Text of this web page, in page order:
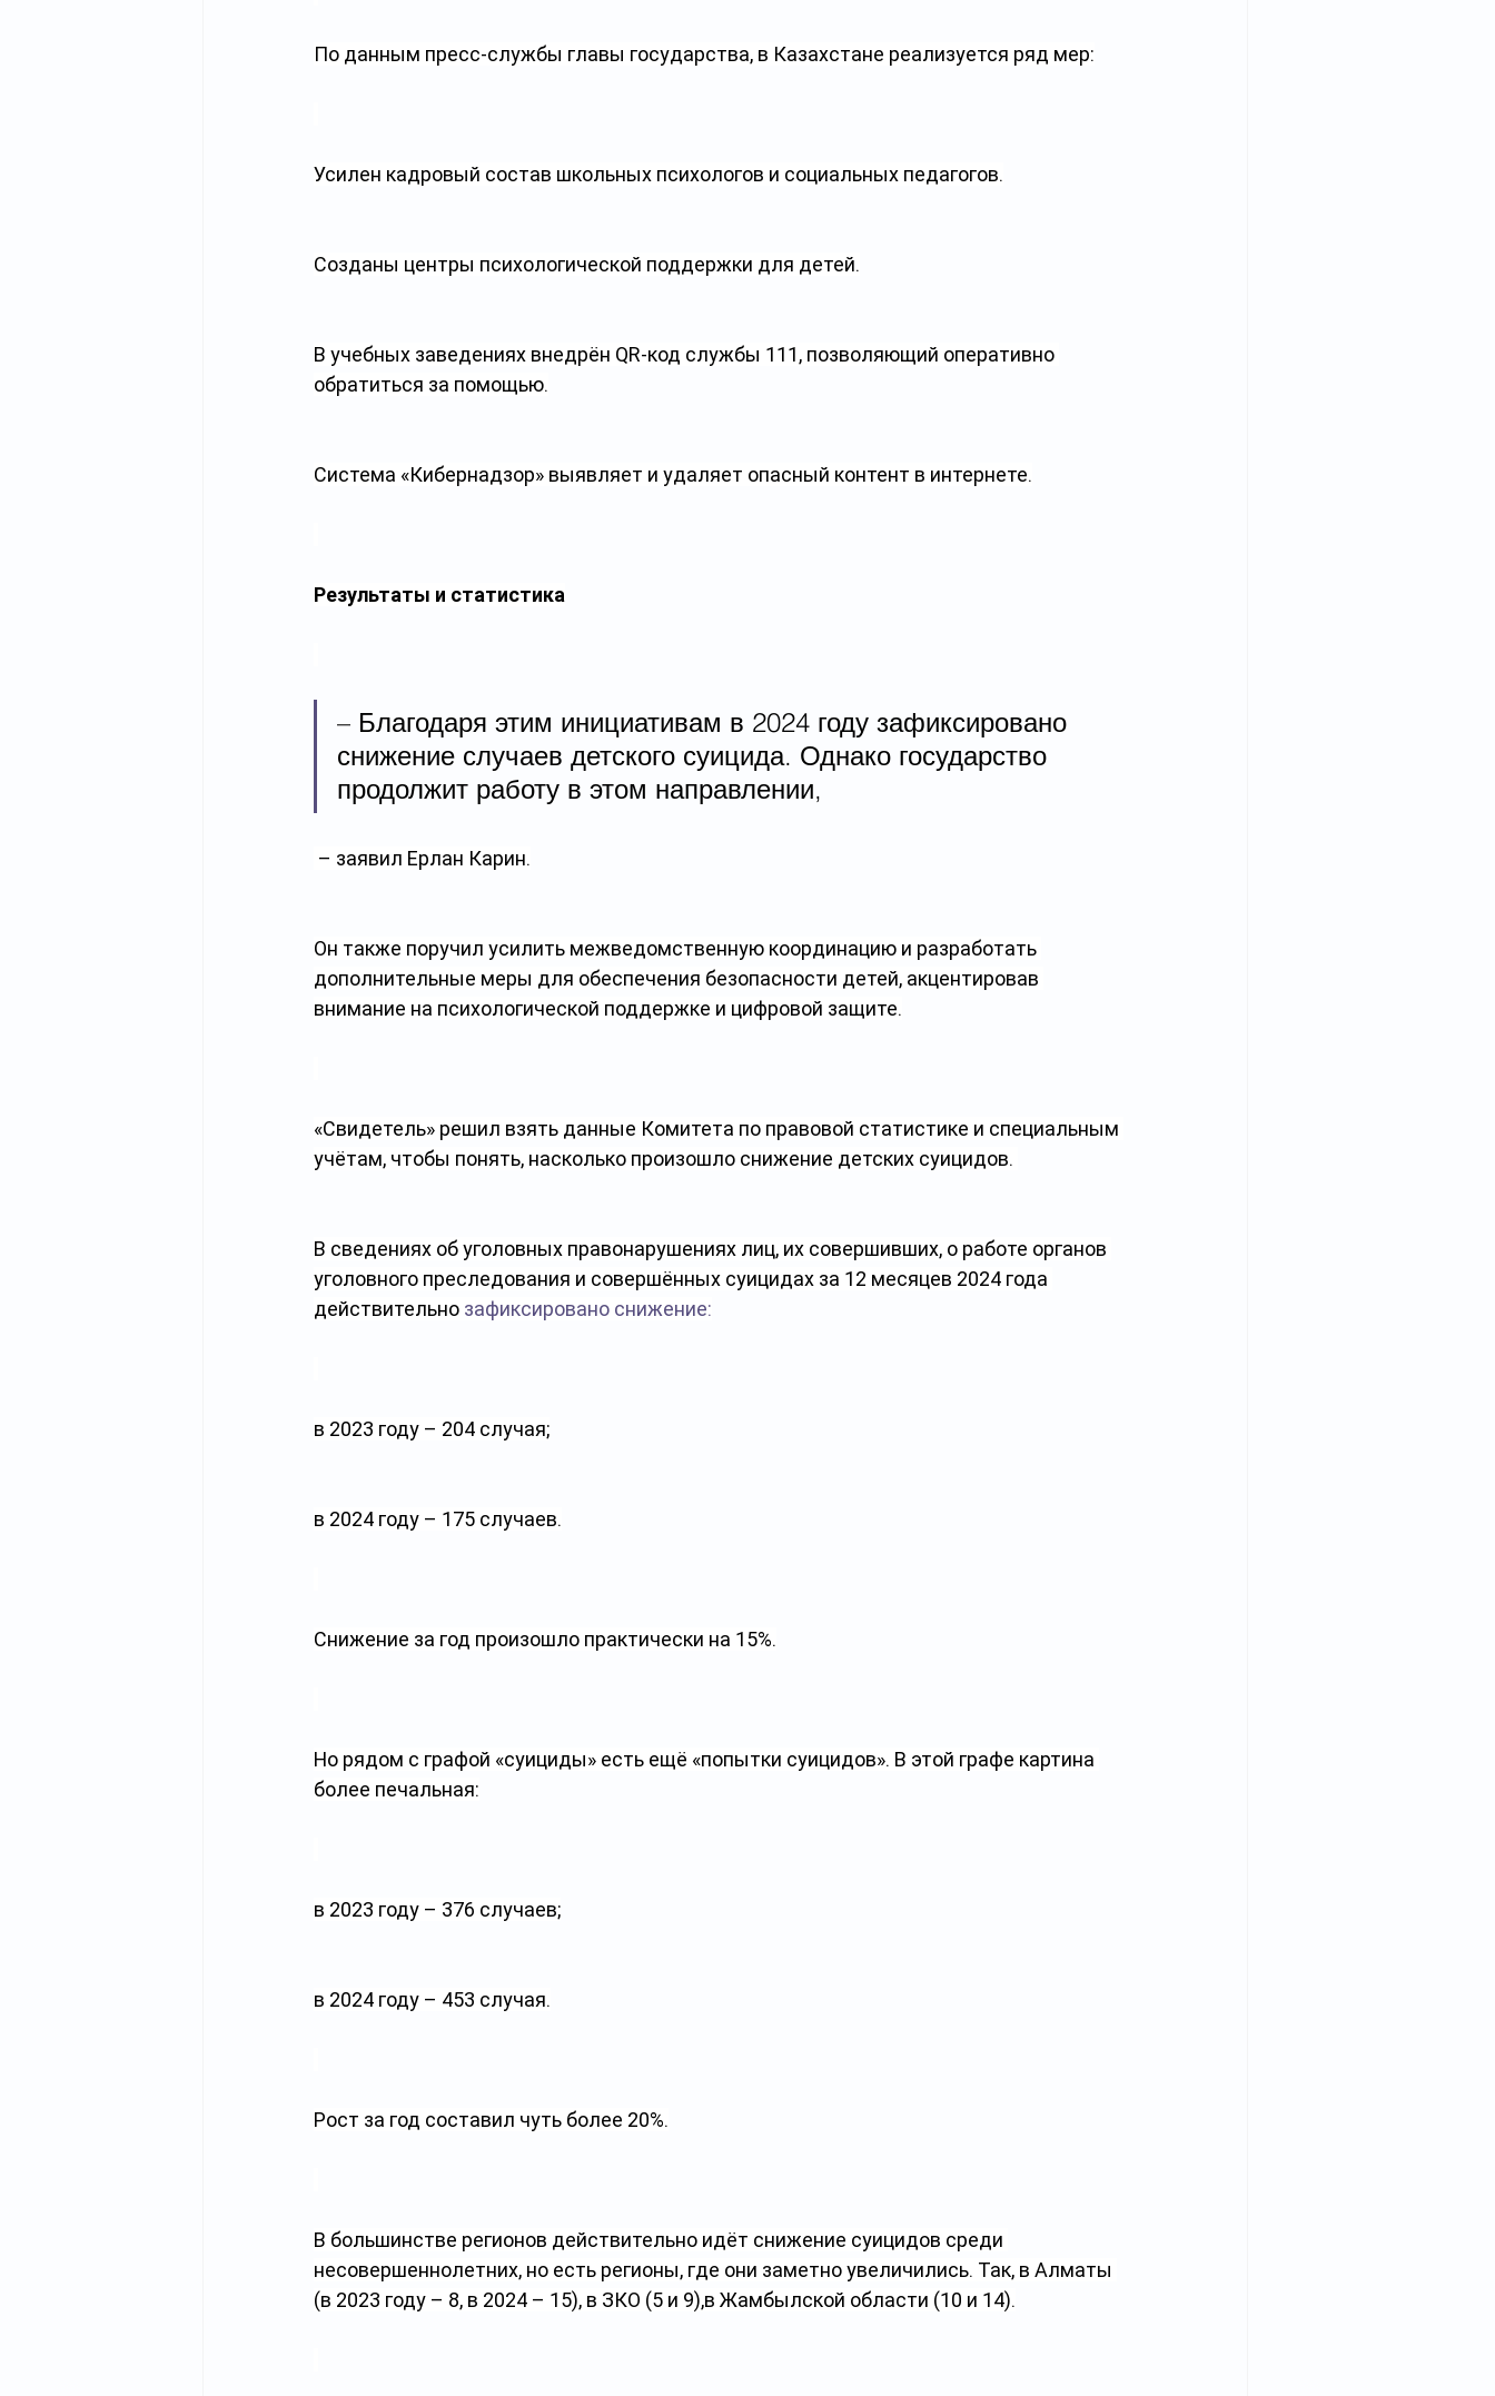
По данным пресс-службы главы государства, в Казахстане реализуется ряд мер:
Усилен кадровый состав школьных психологов и социальных педагогов.
Созданы центры психологической поддержки для детей.
В учебных заведениях внедрён QR-код службы 111, позволяющий оперативно
обратиться за помощью.
Система «Кибернадзор» выявляет и удаляет опасный контент в интернете.
Результаты и статистика
– Благодаря этим инициативам в 2024 году зафиксировано
снижение случаев детского суицида. Однако государство
продолжит работу в этом направлении,
– заявил Ерлан Карин.
Он также поручил усилить межведомственную координацию и разработать
дополнительные меры для обеспечения безопасности детей, акцентировав
внимание на психологической поддержке и цифровой защите.
«Свидетель» решил взять данные Комитета по правовой статистике и специальным
учётам, чтобы понять, насколько произошло снижение детских суицидов.
В сведениях об уголовных правонарушениях лиц, их совершивших, о работе органов
уголовного преследования и совершённых суицидах за 12 месяцев 2024 года
действительно зафиксировано снижение:
в 2023 году – 204 случая;
в 2024 году – 175 случаев.
Снижение за год произошло практически на 15%.
Но рядом с графой «суициды» есть ещё «попытки суицидов». В этой графе картина
более печальная:
в 2023 году – 376 случаев;
в 2024 году – 453 случая.
Рост за год составил чуть более 20%.
В большинстве регионов действительно идёт снижение суицидов среди
несовершеннолетних, но есть регионы, где они заметно увеличились. Так, в Алматы
(в 2023 году – 8, в 2024 – 15), в ЗКО (5 и 9),в Жамбылской области (10 и 14).